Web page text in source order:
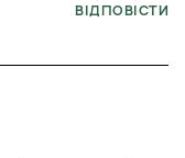
ВІДПОВІСТИ